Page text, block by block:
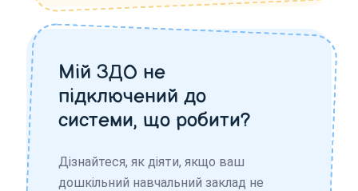
Мій ЗДО не
підключений до
системи, що робити?
Дізнайтеся, як діяти, якщо ваш
дошкільний навчальний заклад не